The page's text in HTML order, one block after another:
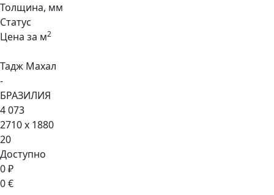
Толщина, мм
Статус
Цена за м2
Тадж Махал
-
БРАЗИЛИЯ
4 073
2710 x 1880
20
Доступно
0 ₽
0 €